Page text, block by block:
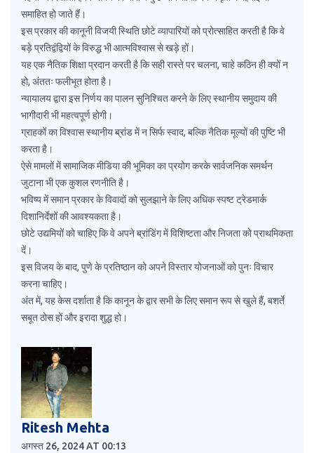
समाहित हो जाते हैं।
इस प्रकार की कानूनी विजयी स्थिति छोटे व्यापारियों को प्रोत्साहित करती है कि वे
बड़े प्रतिद्वंद्वियों के विरुद्ध भी आत्मविश्वास से खड़े हों।
यह एक नैतिक शिक्षा प्रदान करती है कि सही रास्ते पर चलना, चाहे कठिन ही क्यों न
हो, अंततः फलीभूत होता है।
न्यायालय द्वारा इस निर्णय का पालन सुनिश्चित करने के लिए स्थानीय समुदाय की
भागीदारी भी महत्वपूर्ण होगी।
ग्राहकों का विश्वास स्थानीय ब्रांड में न सिर्फ स्वाद, बल्कि नैतिक मूल्यों की पुष्टि भी
करता है।
ऐसे मामलों में सामाजिक मीडिया की भूमिका का प्रयोग करके सार्वजनिक समर्थन
जुटाना भी एक कुशल रणनीति है।
भविष्य में समान प्रकार के विवादों को सुलझाने के लिए अधिक स्पष्ट ट्रेडमार्क
दिशानिर्देशों की आवश्यकता है।
छोटे उद्यमियों को चाहिए कि वे अपने ब्रांडिंग में विशिष्टता और निजता को प्राथमिकता
दें।
इस विजय के बाद, पुणे के प्रतिष्ठान को अपने विस्तार योजनाओं को पुनः विचार
करना चाहिए।
अंत में, यह केस दर्शाता है कि कानून के द्वार सभी के लिए समान रूप से खुले हैं, बशर्ते
सबूत ठोस हों और इरादा शुद्ध हो।
Ritesh Mehta
अगस्त 26, 2024 AT 00:13